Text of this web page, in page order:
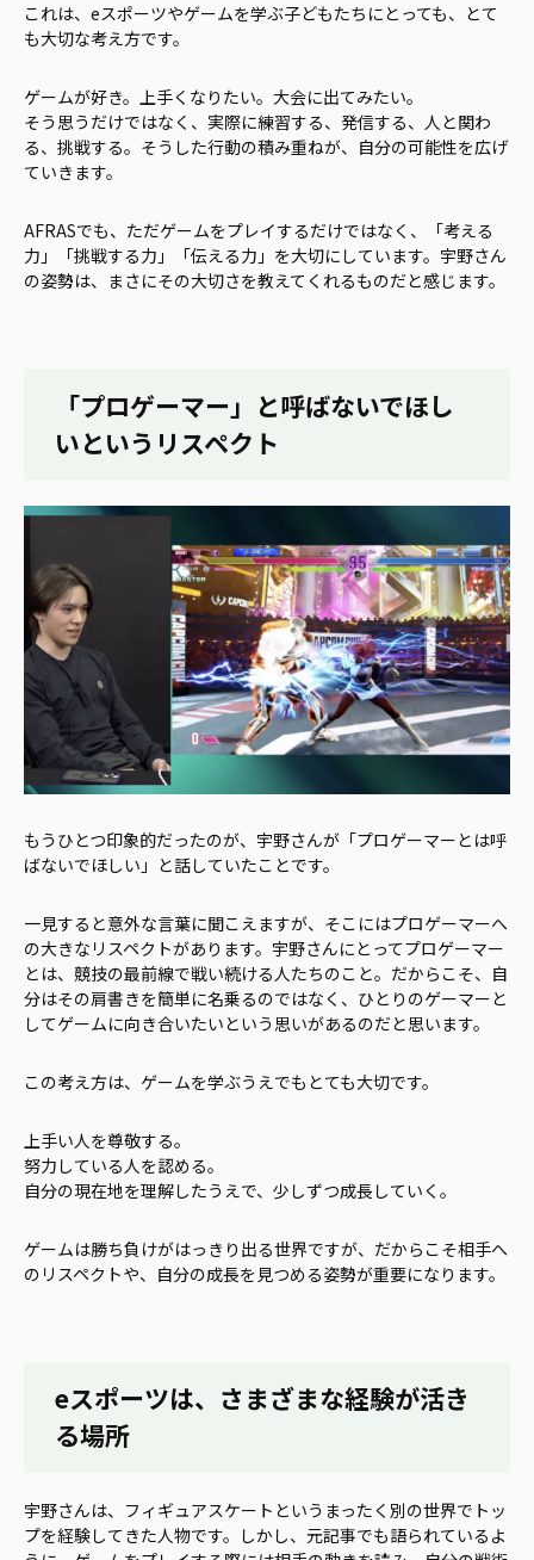
これは、eスポーツやゲームを学ぶ子どもたちにとっても、とて
も大切な考え方です。
ゲームが好き。上手くなりたい。大会に出てみたい。
そう思うだけではなく、実際に練習する、発信する、人と関わ
る、挑戦する。そうした行動の積み重ねが、自分の可能性を広げ
ていきます。
AFRASでも、ただゲームをプレイするだけではなく、「考える
力」「挑戦する力」「伝える力」を大切にしています。宇野さん
の姿勢は、まさにその大切さを教えてくれるものだと感じます。
「プロゲーマー」と呼ばないでほし
いというリスペクト
もうひとつ印象的だったのが、宇野さんが「プロゲーマーとは呼
ばないでほしい」と話していたことです。
一見すると意外な言葉に聞こえますが、そこにはプロゲーマーへ
の大きなリスペクトがあります。宇野さんにとってプロゲーマー
とは、競技の最前線で戦い続ける人たちのこと。だからこそ、自
分はその肩書きを簡単に名乗るのではなく、ひとりのゲーマーと
してゲームに向き合いたいという思いがあるのだと思います。
この考え方は、ゲームを学ぶうえでもとても大切です。
上手い人を尊敬する。
努力している人を認める。
自分の現在地を理解したうえで、少しずつ成長していく。
ゲームは勝ち負けがはっきり出る世界ですが、だからこそ相手へ
のリスペクトや、自分の成長を見つめる姿勢が重要になります。
eスポーツは、さまざまな経験が活き
る場所
宇野さんは、フィギュアスケートというまったく別の世界でトッ
プを経験してきた人物です。しかし、元記事でも語られているよ